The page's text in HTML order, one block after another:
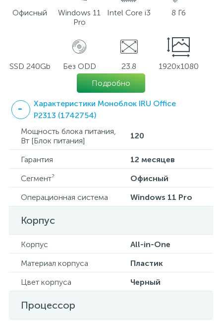
Офисный
Windows 11
Pro
Intel Core i3 8 Гб
SSD 240Gb Без ODD 23.8
1920х1080
Подробно
Характеристики Моноблок IRU Office
P2313 (1742754)
Мощность блока питания,
Вт [Блок питания]
120
Гарантия
12 месяцев
Сегмент?
Офисный
Операционная система
Windows 11 Pro
Корпус
Корпус
All-in-One
Материал корпуса
Пластик
Цвет корпуса
Черный
Процессор